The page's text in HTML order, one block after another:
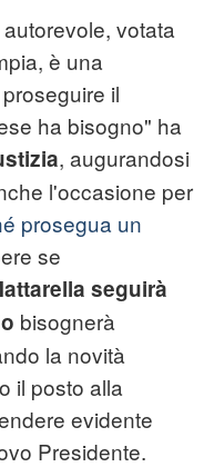
votata
è una
il
ha bisogno" ha
, augurandosi
l'occasione per
prosegua un
se
seguirà
bisognerà
la novità
il posto alla
evidente
Presidente.